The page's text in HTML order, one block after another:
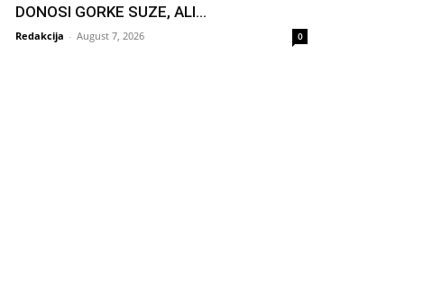
DONOSI GORKE SUZE, ALI...
Redakcija - August 7, 2026 0